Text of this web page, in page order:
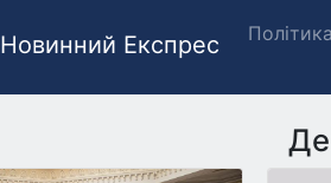
Новинний Експрес Політика